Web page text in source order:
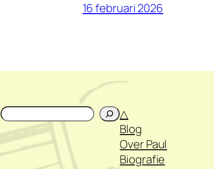
16 februari 2026
Zoeken
△
Blog
Over Paul
Biografie